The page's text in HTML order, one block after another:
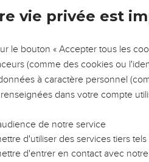
Christ
à Dieu, qui nous fait toujours
!
pour Dieu le parfum de Christ,
mort, qui mène à la mort ; aux
?
comme plusieurs, des
vie privée est
le bouton « Accepter tous les
(comme des cookies ou
à caractère personnel
dans votre compte
de notre service
d'utiliser des services tiers
d'entrer en contact avec